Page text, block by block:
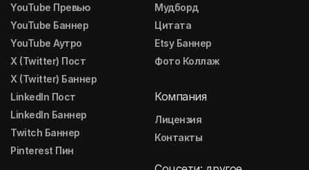
YouTube Превью
YouTube Баннер
YouTube Аутро
X (Twitter) Пост
X (Twitter) Баннер
LinkedIn Пост
LinkedIn Баннер
Twitch Баннер
Pinterest Пин
Мудборд
Цитата
Etsy Баннер
Фото Коллаж
Компания
Лицензия
Контакты